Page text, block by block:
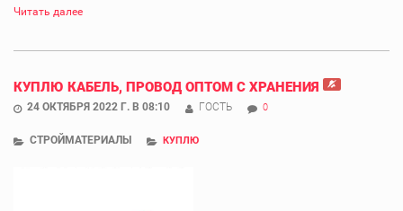
Читать далее
КУПЛЮ КАБЕЛЬ, ПРОВОД ОПТОМ С ХРАНЕНИЯ
24 ОКТЯБРЯ 2022 Г. В 08:10 ГОСТЬ 0
СТРОЙМАТЕРИАЛЫ КУПЛЮ